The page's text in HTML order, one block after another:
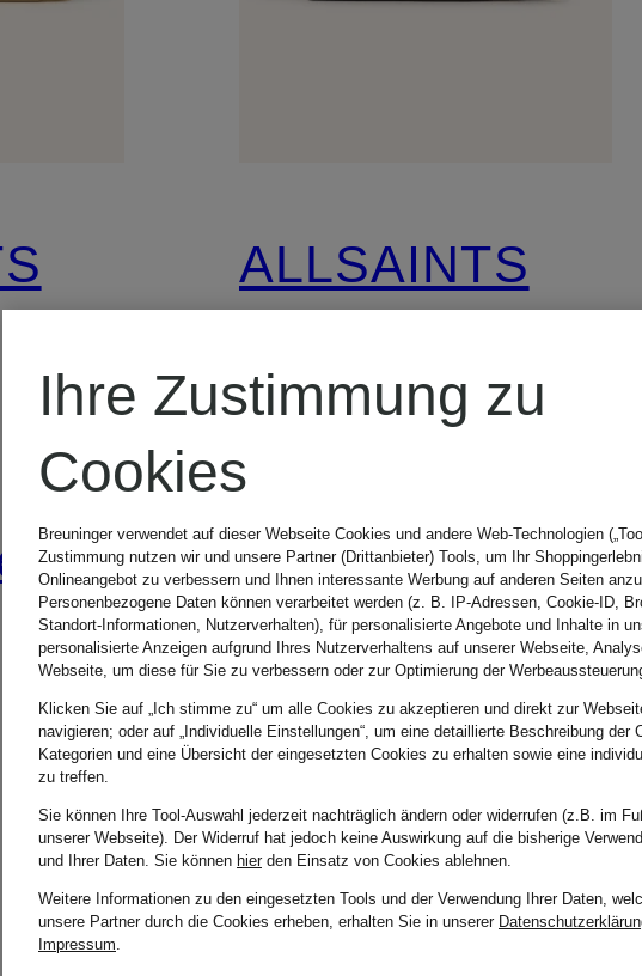
ALLSAINTS
Münzetui
65 €
Ihre Zustimmung zu
Cookies
Breuninger verwendet auf dieser Webseite Cookies und andere Web-Technologien
Zustimmung nutzen wir und unsere Partner (Drittanbieter) Tools, um Ihr
Onlineangebot zu verbessern und Ihnen interessante Werbung auf anderen Seiten
Personenbezogene Daten können verarbeitet werden (z. B. IP-Adressen, Cookie-ID,
Standort-Informationen, Nutzerverhalten), für personalisierte Angebote und Inhalte in
personalisierte Anzeigen aufgrund Ihres Nutzerverhaltens auf unserer Webseite,
Webseite, um diese für Sie zu verbessern oder zur Optimierung der
Klicken Sie auf „Ich stimme zu“ um alle Cookies zu akzeptieren und direkt zur
navigieren; oder auf „Individuelle Einstellungen“, um eine detaillierte Beschreibung der
Kategorien und eine Übersicht der eingesetzten Cookies zu erhalten sowie eine
zu treffen.
Sie können Ihre Tool-Auswahl jederzeit nachträglich ändern oder widerrufen (z.B. im
unserer Webseite). Der Widerruf hat jedoch keine Auswirkung auf die bisherige
und Ihrer Daten. Sie können hierden Einsatz von Cookies ablehnen.
Weitere Informationen zu den eingesetzten Tools und der Verwendung Ihrer Daten,
unsere Partner durch die Cookies erheben, erhalten Sie in unserer
Impressum.